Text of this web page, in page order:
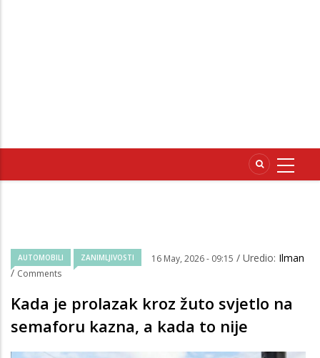
AUTOMOBILI ZANIMLJIVOSTI 16 May, 2026 - 09:15 / Uredio: Ilman
/ Comments
Kada je prolazak kroz žuto svjetlo na
semaforu kazna, a kada to nije